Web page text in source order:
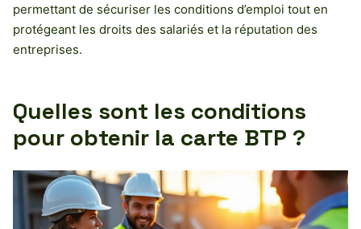
permettant de sécuriser les conditions d’emploi tout en
protégeant les droits des salariés et la réputation des
entreprises.
Quelles sont les conditions
pour obtenir la carte BTP ?